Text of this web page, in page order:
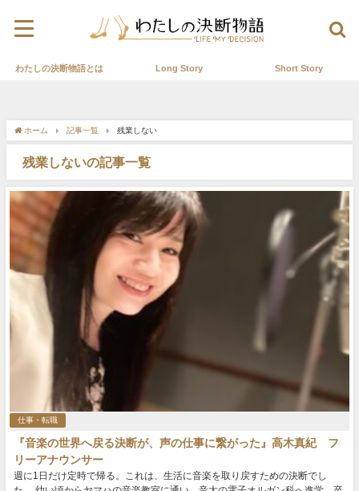
わたしの決断物語とは Long Story Short Story
ホーム 記事一覧 残業しない
残業しないの記事一覧
仕事・転職
『音楽の世界へ戻る決断が、声の仕事に繋がった』高木真紀 フ
リーアナウンサー
週に1日だけ定時で帰る。これは、生活に音楽を取り戻すための決断でし